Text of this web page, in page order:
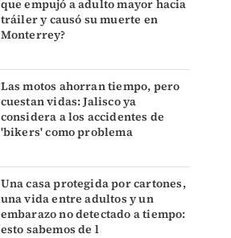
que empujó a adulto mayor hacia
tráiler y causó su muerte en
Monterrey?
Las motos ahorran tiempo, pero
cuestan vidas: Jalisco ya
considera a los accidentes de
'bikers' como problema
Una casa protegida por cartones,
una vida entre adultos y un
embarazo no detectado a tiempo:
esto sabemos de l